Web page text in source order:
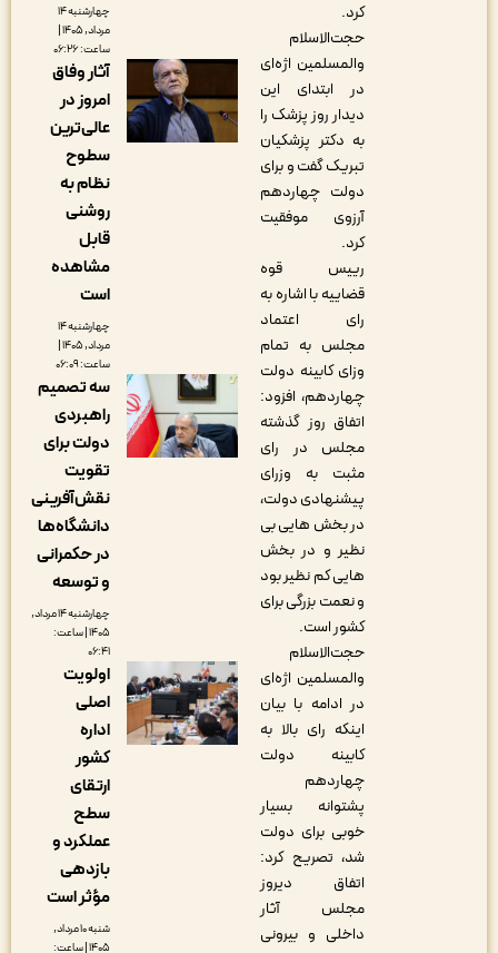
حجت‌الاسلام
والمسلمین اژه‌ای
در ابتدای این
دیدار روز پزشک را
به دکتر پزشکیان
تبریک گفت و برای
دولت چهاردهم
آرزوی موفقیت
رییس قوه
قضاییه با اشاره به
رای اعتماد
مجلس به تمام
وزای کابینه دولت
چهاردهم، افزود:
اتفاق روز گذشته
مجلس در رای
مثبت به وزرای
پیشنهادی دولت،
در بخش هایی بی
نظیر و در بخش
هایی کم نظیر بود
و نعمت بزرگی برای
کشور است.
حجت‌الاسلام
والمسلمین اژه‌ای
در ادامه با بیان
اینکه رای بالا به
کابینه دولت
چهاردهم
پشتوانه بسیار
خوبی برای دولت
شد، تصریح کرد:
اتفاق دیروز
مجلس آثار
داخلی و بیرونی
چهارشنبه ۱۴
مرداد, ۱۴۰۵ |
آثار وفاق
امروز در
عالی‌ترین
نظام به
مشاهده
چهارشنبه ۱۴
مرداد, ۱۴۰۵ |
سه تصمیم
راهبردی
دولت برای
نقش‌آفرینی
دانشگاه‌ها
در حکمرانی
و توسعه
چهارشنبه ۱۴ مرداد,
۱۴۰۵ | ساعت:
اولویت
اصلی
اداره
عملکرد و
بازدهی
مؤثر است
شنبه ۱۰ مرداد,
۱۴۰۵ | ساعت: